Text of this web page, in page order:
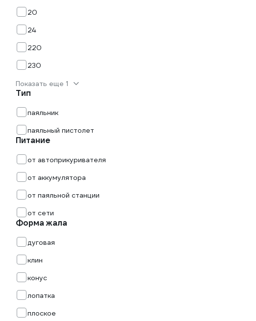
20
24
220
230
Показать еще 1
Тип
паяльник
паяльный пистолет
Питание
от автоприкуривателя
от аккумулятора
от паяльной станции
от сети
Форма жала
дуговая
клин
конус
лопатка
плоское